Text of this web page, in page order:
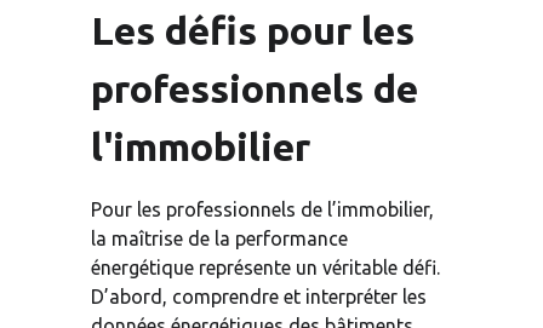
Les défis pour les
professionnels de
l'immobilier
Pour les professionnels de l’immobilier,
la maîtrise de la performance
énergétique représente un véritable défi.
D’abord, comprendre et interpréter les